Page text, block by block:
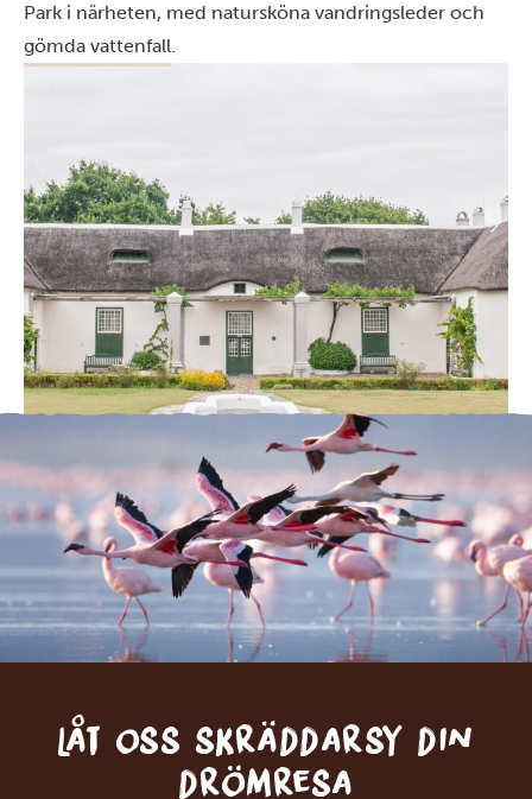
Park i närheten, med natursköna vandringsleder och
gömda vattenfall.
Låt oss skräddarsy din
drömresa